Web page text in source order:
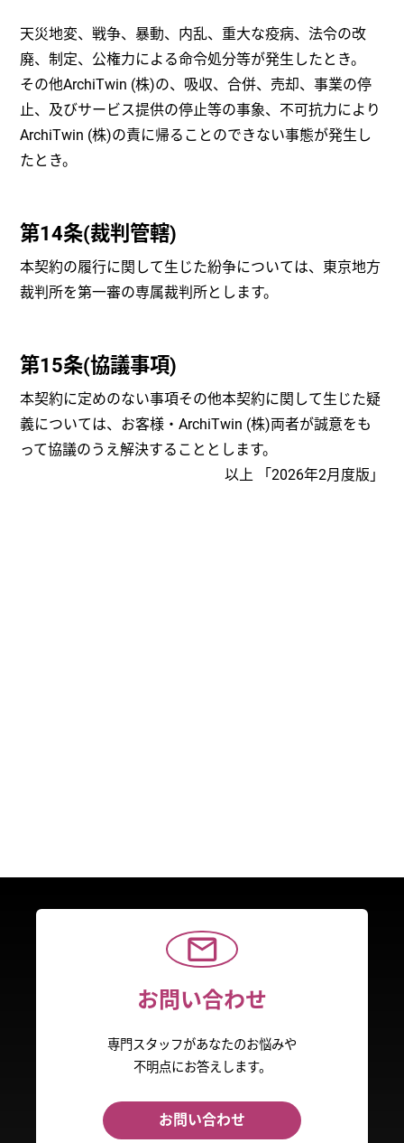
天災地変、戦争、暴動、内乱、重大な疫病、法令の改
廃、制定、公権力による命令処分等が発生したとき。
その他ArchiTwin (株)の、吸収、合併、売却、事業の停
止、及びサービス提供の停止等の事象、不可抗力により
ArchiTwin (株)の責に帰ることのできない事態が発生し
たとき。
第14条(裁判管轄)
本契約の履行に関して生じた紛争については、東京地方
裁判所を第一審の専属裁判所とします。
第15条(協議事項)
本契約に定めのない事項その他本契約に関して生じた疑
義については、お客様・ArchiTwin (株)両者が誠意をも
って協議のうえ解決することとします。
以上 「2026年2月度版」
お問い合わせ
専門スタッフがあなたのお悩みや
不明点にお答えします。
お問い合わせ